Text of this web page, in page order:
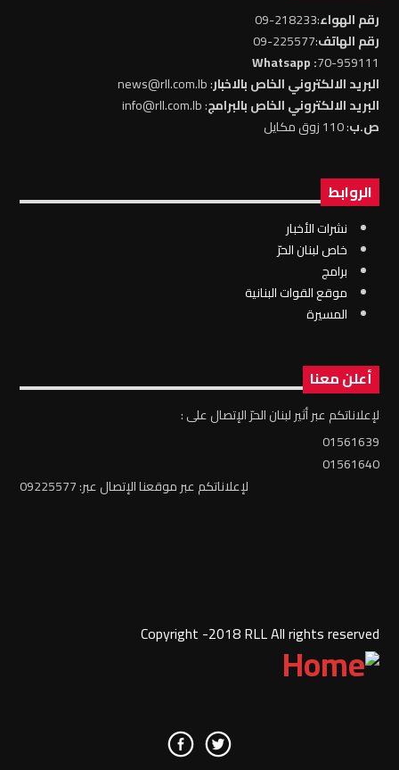
رقم الهواء:218233-09
رقم الهاتف:225577-09
70-959111
: Whatsapp
البريد الالكتروني الخاص بالاخبار: news@rll.com.lb
البريد الالكتروني الخاص بالبرامج: info@rll.com.lb
ص.ب: 110 زوق مكايل
الروابط
نشرات الأخبار
خاص لبنان الحرّ
برامج
موقع القوات البنانية
المسيرة
أعلن معنا
لإعلاناتكم عبر أثير لبنان الحرّ الإتصال على :
01561639
01561640
لإعلاناتكم عبر موقعنا الإتصال عبر: 09225577
Copyright -2018 RLL All rights reserved